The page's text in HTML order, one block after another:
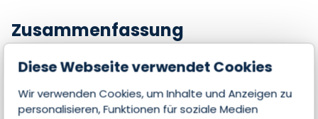
Diese Webseite verwendet Cookies
Wir verwenden Cookies, um Inhalte und Anzeigen zu
personalisieren, Funktionen für soziale Medien
Zusammenfassung
Wenn Sie der Anbieter dieser Software sind,